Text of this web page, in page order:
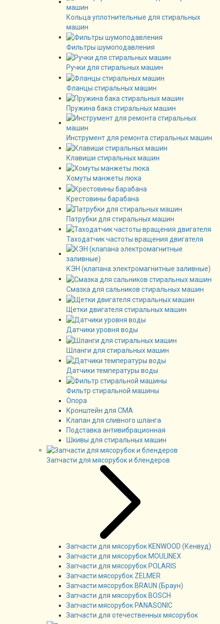
Кольца уплотнительные для стиральных
машин
Фильтры шумоподавления
Ручки для стиральных машин
Фланцы стиральных машин
Пружина бака стиральных машин
Инструмент для ремонта стиральных машин
Клавиши стиральных машин
Хомуты манжеты люка
Крестовины барабана
Патрубки для стиральных машин
Таходатчик частоты вращения двигателя
КЭН (клапана электромагнитные заливные)
Смазка для сальников стиральных машин
Щетки двигателя стиральных машин
Датчики уровня воды
Шланги для стиральных машин
Датчики температуры воды
Фильтр стиральной машины
Опора
Кронштейн для СМА
Клапан для сливного шланга
Подставка антивибрационная
Шкивы для стиральных машин
Запчасти для мясорубок и блендеров
Запчасти для мясорубок KENWOOD (Кенвуд)
Запчасти для мясорубок MOULINEX
Запчасти для мясорубок POLARIS
Запчасти мясорубок ZELMER
Запчасти мясорубок BRAUN (Браун)
Запчасти для мясорубок BOSCH
Запчасти мясорубок PANASONIC
Запчасти для отечественных мясорубок